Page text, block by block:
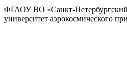
ФГАОУ ВО «Санкт-
университет аэрокосмического